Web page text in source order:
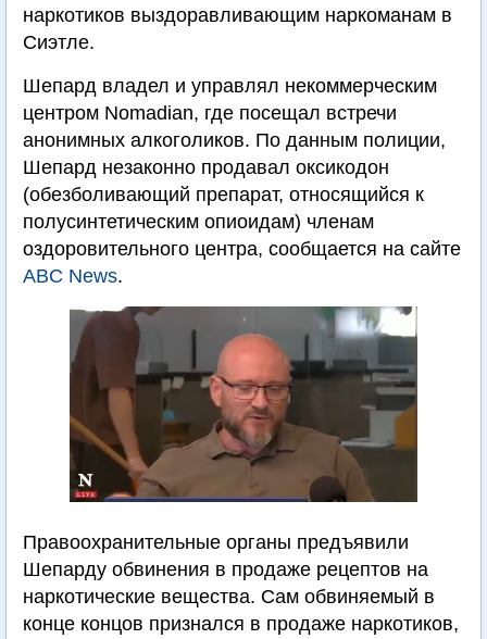
наркотиков выздоравливающим наркоманам в
Сиэтле.
Шепард владел и управлял некоммерческим
центром Nomadian, где посещал встречи
анонимных алкоголиков. По данным полиции,
Шепард незаконно продавал оксикодон
(обезболивающий препарат, относящийся к
полусинтетическим опиоидам) членам
оздоровительного центра, сообщается на сайте
ABC News.
Правоохранительные органы предъявили
Шепарду обвинения в продаже рецептов на
наркотические вещества. Сам обвиняемый в
конце концов признался в продаже наркотиков,